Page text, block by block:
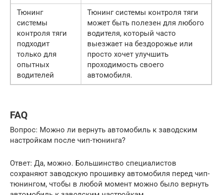
Тюнинг
системы
контроля тяги
подходит
только для
опытных
водителей
Тюнинг системы контроля тяги
может быть полезен для любого
водителя, который часто
выезжает на бездорожье или
просто хочет улучшить
проходимость своего
автомобиля.
FAQ
Вопрос: Можно ли вернуть автомобиль к заводским
настройкам после чип-тюнинга?
Ответ: Да, можно. Большинство специалистов
сохраняют заводскую прошивку автомобиля перед чип-
тюнингом, чтобы в любой момент можно было вернуть